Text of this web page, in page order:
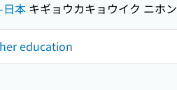
日本 キギョウカキョウイク ニホン
education